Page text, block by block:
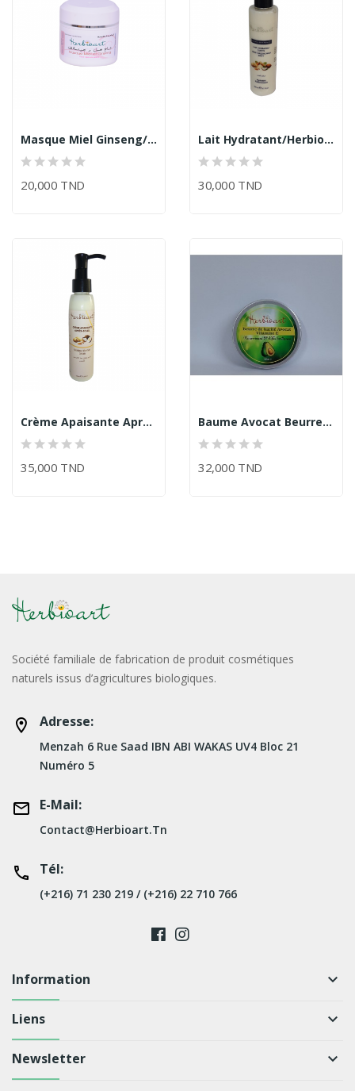
Masque Miel Ginseng/Herbioart
20,000 TND
Lait Hydratant/Herbioart
30,000 TND
Crème Apaisante Après-Soleil/Herbioart
35,000 TND
Baume Avocat Beurre De Karite À La Vitamine E
32,000 TND
Société familiale de fabrication de produit cosmétiques
naturels issus d’agricultures biologiques.
Adresse:
Menzah 6 Rue Saad IBN ABI WAKAS UV4 Bloc 21
Numéro 5
E-Mail:
Contact@herbioart.tn
Tél:
(+216) 71 230 219 / (+216) 22 710 766
Information keyboard_arrow_down
Liens keyboard_arrow_down
Newsletter keyboard_arrow_down